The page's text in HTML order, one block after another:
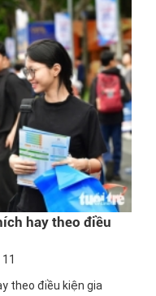
hay theo điều
theo điều kiện gia